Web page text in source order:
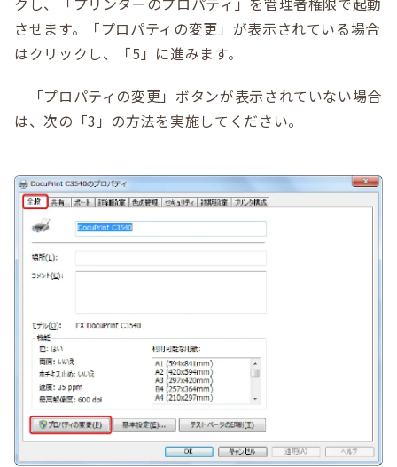
させます。「プロパティの変更」が表示されている場合
はクリックし、「5」に進みます。
「プロパティの変更」ボタンが表示されていない場合
は、次の「3」の方法を実施してください。